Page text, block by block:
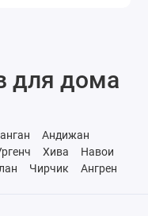
для дома
Андижан
Хива
Навои
Чирчик
Ангрен